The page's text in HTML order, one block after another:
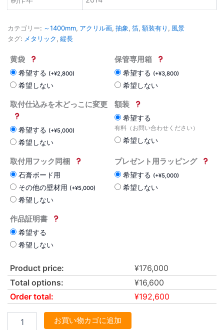
カテゴリー: ～1400mm, アクリル画, 抽象, 箔, 額装有り , 風景
タグ: メタリック, 縦長
黄袋
希望する (+¥2,800)
希望しない
保管専用箱
希望する (+¥3,800)
希望しない
取付仕込みを木どっこに変更
希望する (+¥5,000)
希望しない
額装
希望する
有料（お問い合わせください）
希望しない
取付用フック同梱
石膏ボード用
その他の壁材用 (+¥5,000)
希望しない
プレゼント用ラッピング
希望する (+¥5,000)
希望しない
作品証明書
希望する
希望しない
Product price: ¥176,000
Total options:
¥16,600
Order total:
¥192,600
お買い物カゴに追加